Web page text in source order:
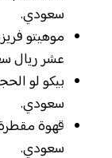
سعودي.
موهيتو
عشر ريال
بيكو لو
سعودي.
قهوة
سعودي.